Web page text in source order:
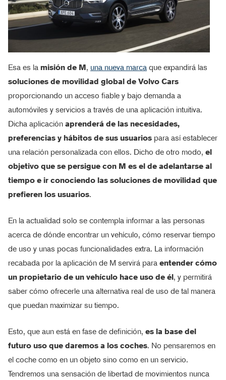
Esa es la misión de M, una nueva marca que expandirá las
soluciones de movilidad global de Volvo Cars
proporcionando un acceso fiable y bajo demanda a
automóviles y servicios a través de una aplicación intuitiva.
Dicha aplicación aprenderá de las necesidades,
preferencias y hábitos de sus usuarios para así establecer
una relación personalizada con ellos. Dicho de otro modo, el
objetivo que se persigue con M es el de adelantarse al
tiempo e ir conociendo las soluciones de movilidad que
prefieren los usuarios.
En la actualidad solo se contempla informar a las personas
acerca de dónde encontrar un vehículo, cómo reservar tiempo
de uso y unas pocas funcionalidades extra. La información
recabada por la aplicación de M servirá para entender cómo
un propietario de un vehículo hace uso de él, y permitirá
saber cómo ofrecerle una alternativa real de uso de tal manera
que puedan maximizar su tiempo.
Esto, que aun está en fase de definición, es la base del
futuro uso que daremos a los coches. No pensaremos en
el coche como en un objeto sino como en un servicio.
Tendremos una sensación de libertad de movimientos nunca